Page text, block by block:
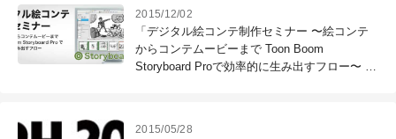
2015/12/02
「デジタル絵コンテ制作セミナー 〜絵コンテ
からコンテムービーまで Toon Boom
Storyboard Proで効率的に生み出すフロー〜 」
2015/05/28